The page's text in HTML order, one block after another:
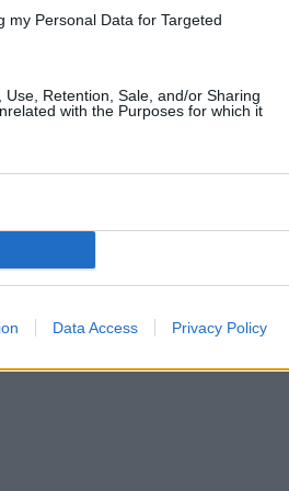
my Personal Data for Targeted
Retention, Sale, and/or Sharing
with the Purposes for which it
Data Access Privacy Policy
gli sviluppi in Africa negli ultimi
africani ogni anno.